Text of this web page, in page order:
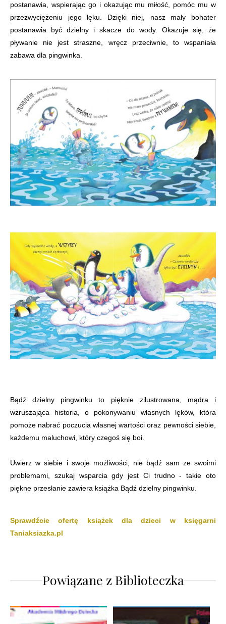
postanawia, wspierając go i okazując mu miłość, pomóc mu w
przezwyciężeniu jego lęku. Dzięki niej, nasz mały bohater
postanawia być dzielny i skacze do wody. Okazuje się, że
pływanie nie jest straszne, wręcz przeciwnie, to wspaniała
zabawa dla pingwinka.
Bądź dzielny pingwinku to pięknie zilustrowana, mądra i
wzruszająca historia, o pokonywaniu własnych lęków, która
pomoże nabrać poczucia własnej wartości oraz pewności siebie,
każdemu maluchowi, który czegoś się boi.
Uwierz w siebie i swoje możliwości, nie bądź sam ze swoimi
problemami, szukaj wsparcia gdy jest Ci trudno - takie oto
piękne przesłanie zawiera książka Bądź dzielny pingwinku.
Sprawdźcie ofertę książek dla dzieci w księgarni
Taniaksiazka.pl
Powiązane z Biblioteczka